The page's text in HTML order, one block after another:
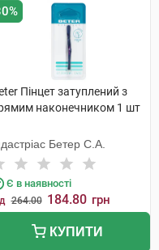
Пінцет затуплений з
наконечником 1 шт
Бетер С.А.
Є в наявності
264.00 184.80 грн
КУПИТИ